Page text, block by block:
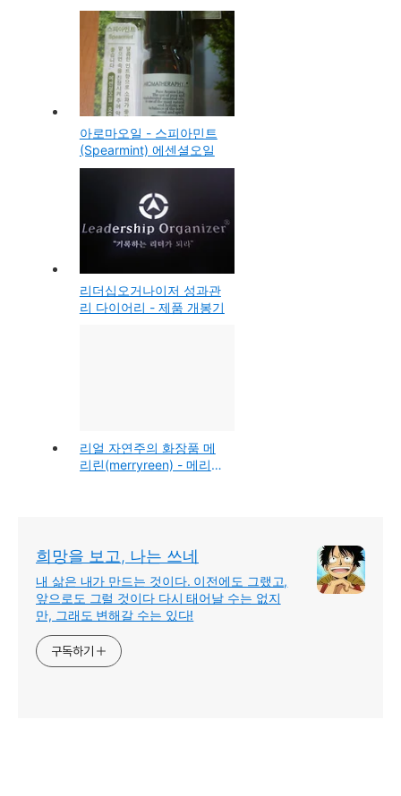
플래너와의 비교
아로마오일 - 스피아민트
(Spearmint) 에센셜오일
리더십오거나이저 성과관
리 다이어리 - 제품 개봉기
리얼 자연주의 화장품 메
리린(merryreen) - 메리린
희망을 보고, 나는 쓰네
내 삶은 내가 만드는 것이다. 이전에도 그랬고,
앞으로도 그럴 것이다 다시 태어날 수는 없지
만, 그래도 변해갈 수는 있다!
구독하기